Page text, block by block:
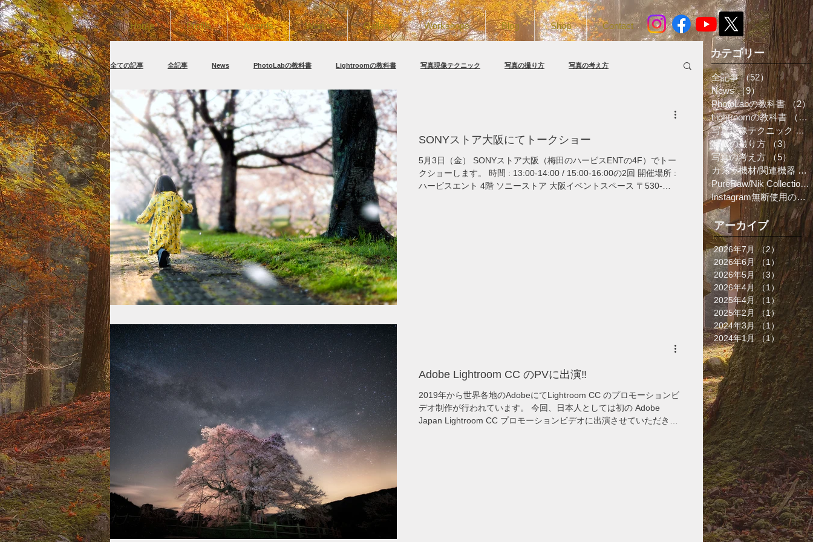
Home Profile Awards Works Gallery Workshops Blog Shop Contact
全ての記事 全記事 News PhotoLabの教科書 Lightroomの教科書 写真現像テクニック 写真の撮り方 写真の考え方
カメラ機材/関連機器 PureRaw/Nik Collection Instagram無断使用の対処法
SONYストア大阪にてトークショー
5月3日（金） SONYストア大阪（梅田のハービスENTの4F）でトー
クショーします。 時間 : 13:00-14:00 / 15:00-16:00の2回 開催場所 :
ハービスエント 4階 ソニーストア 大阪イベントスペース 〒530-
Adobe Lightroom CC のPVに出演‼️
2019年から世界各地のAdobeにてLightroom CC のプロモーションビ
デオ制作が行われています。 今回、日本人としては初の Adobe
Japan Lightroom CC プロモーションビデオに出演させていただきま
カテゴリー
全記事 （52） 52件の記
News （9）9件の記事
PhotoLabの教科書 （2）
Lightroomの教科書 （8）
写真現像テクニック （4
写真の撮り方 （3）3件
写真の考え方 （5）5件
カメラ機材/関連機器 （
PureRaw/Nik Collection
Instagram無断使用の対処法
アーカイブ
2026年7月 （2）
2件の記
2026年6月 （1）
1件の記
2026年5月 （3） 3件の記
2026年4月 （1）1件の記
2025年4月 （1）1件の記
2025年2月 （1） 1件の記
2024年3月 （1）1件の記
2024年1月 （1） 1件の記